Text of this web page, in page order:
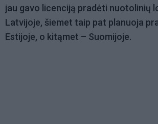
jau gavo licenciją pradėti nuotolinių
Latvijoje, šiemet taip pat planuoja
Estijoje, o kitąmet – Suomijoje.